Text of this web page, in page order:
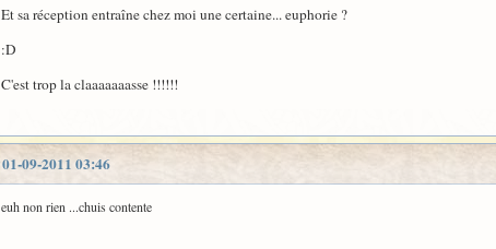
Et sa réception entraîne chez moi une certaine... euphorie ?
:D
C'est trop la claaaaaaasse !!!!!!
01-09-2011 03:46
euh non rien ...chuis contente